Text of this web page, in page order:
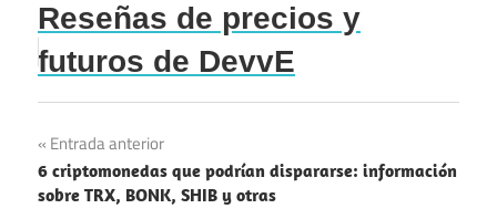
Reseñas de precios y
futuros de DevvE
Navegación
de
Entrada anterior
6 criptomonedas que podrían dispararse: información
sobre TRX, BONK, SHIB y otras